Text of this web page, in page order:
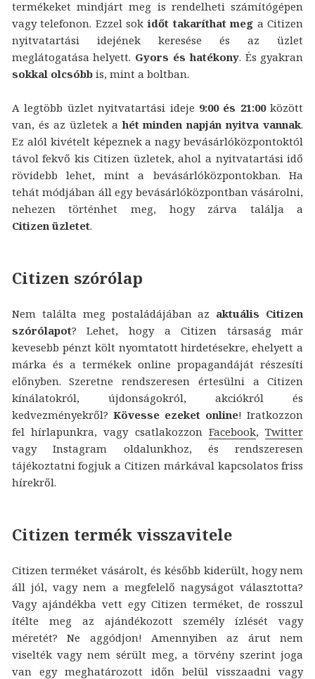
termékeket mindjárt meg is rendelheti számítógépen
vagy telefonon. Ezzel sokidőt takaríthat meg a Citizen
nyitvatartási idejének keresése és az üzlet
meglátogatása helyett. Gyors és hatékony. És gyakran
sokkal olcsóbbis, mint a boltban.
A legtöbb üzlet nyitvatartási ideje 9:00 és 21:00között
van, és az üzletek ahét minden napján nyitva vannak.
Ez alól kivételt képeznek a nagy bevásárlóközpontoktól
távol fekvő kis Citizen üzletek, ahol a nyitvatartási idő
rövidebb lehet, mint a bevásárlóközpontokban. Ha
tehát módjában áll egy bevásárlóközpontban vásárolni,
nehezen történhet meg, hogy zárva találja a
Citizen üzletet.
Citizen szórólap
Nem találta meg postaládájában az aktuális Citizen
szórólapot? Lehet, hogy a Citizen társaság már
kevesebb pénzt költ nyomtatott hirdetésekre, ehelyett a
márka és a termékek online propagandáját részesíti
előnyben. Szeretne rendszeresen értesülni a Citizen
kínálatokról, újdonságokról, akciókról és
kedvezményekről? Kövesse ezeket online! Iratkozzon
fel hírlapunkra, vagy csatlakozzonFacebook,Twitter
vagy Instagram oldalunkhoz, és rendszeresen
tájékoztatni fogjuk a Citizen márkával kapcsolatos friss
hírekről.
Citizen termék visszavitele
Citizen terméket vásárolt, és később kiderült, hogy nem
áll jól, vagy nem a megfelelő nagyságot választotta?
Vagy ajándékba vett egy Citizen terméket, de rosszul
ítélte meg az ajándékozott személy ízlését vagy
méretét? Ne aggódjon! Amennyiben az árut nem
viselték vagy nem sérült meg, a törvény szerint joga
van egy meghatározott időn belül visszaadni vagy